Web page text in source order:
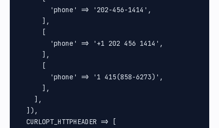
        'phone' => '202-456-1414',
      ],
      [
        'phone' => '+1 202 456 1414',
      ],
      [
        'phone' => '1 415(858-6273)',
      ],
    ],
  ]),
  CURLOPT_HTTPHEADER => [